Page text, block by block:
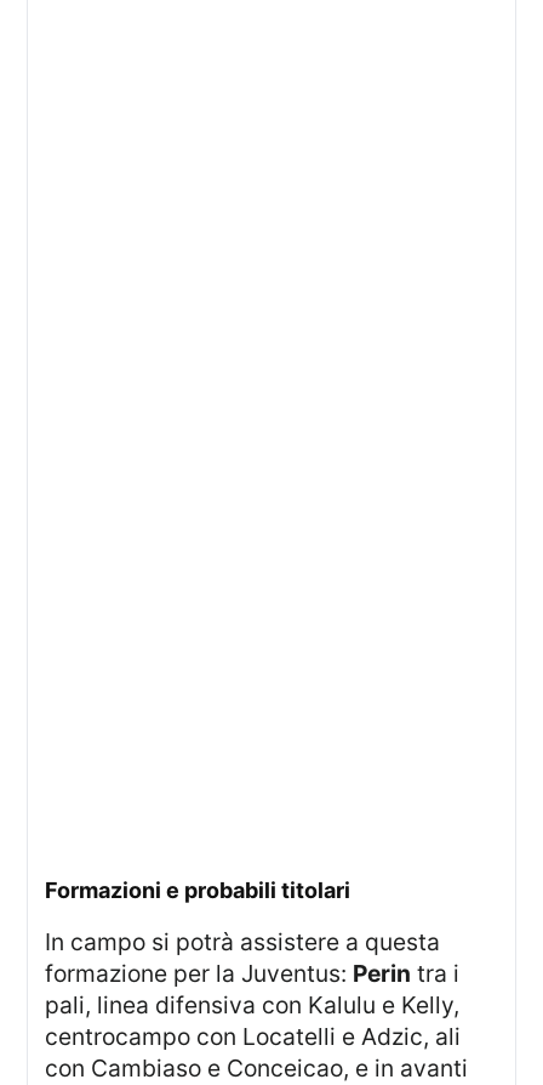
Formazioni e probabili titolari
In campo si potrà assistere a questa
formazione per la Juventus: Perin tra i
pali, linea difensiva con Kalulu e Kelly,
centrocampo con Locatelli e Adzic, ali
con Cambiaso e Conceicao, e in avanti